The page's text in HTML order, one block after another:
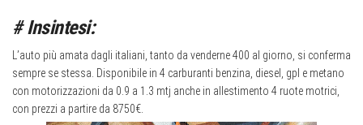
# Insintesi:
L’auto più amata dagli italiani, tanto da venderne 400 al giorno, si conferma
sempre se stessa. Disponibile in 4 carburanti benzina, diesel, gpl e metano
con motorizzazioni da 0.9 a 1.3 mtj anche in allestimento 4 ruote motrici,
con prezzi a partire da 8750€.